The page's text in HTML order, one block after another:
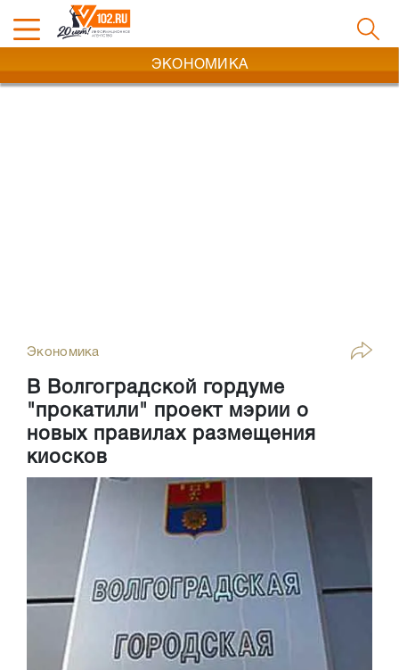
ЭКОНОМИКА
Экономика
В Волгоградской гордуме
"прокатили" проект мэрии о
новых правилах размещения
киосков